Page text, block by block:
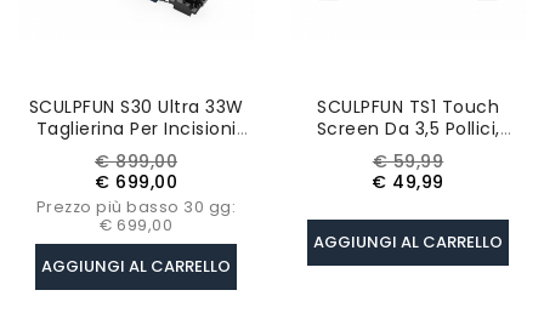
SCULPFUN S30 Ultra 33W
Taglierina Per Incisioni
Laser, Air Assist
Automatico,
0.08x0.10mm Focus
Laser, 600*600mm - EU
Plug
Prezzo
base
€ 899,00Prezzo
€ 699,00
Prezzo più basso 30 gg:
€ 699,00
AGGIUNGI AL CARRELLO
SCULPFUN TS1 Touch
Screen Da 3,5 Pollici,
480x320P, Connessione
WiFi, Con Porte SD Card/
Tipo-C/ USB/ Ingresso
Alimentazione
Prezzo
base
€ 59,99Prezzo
€ 49,99
AGGIUNGI AL CARRELLO